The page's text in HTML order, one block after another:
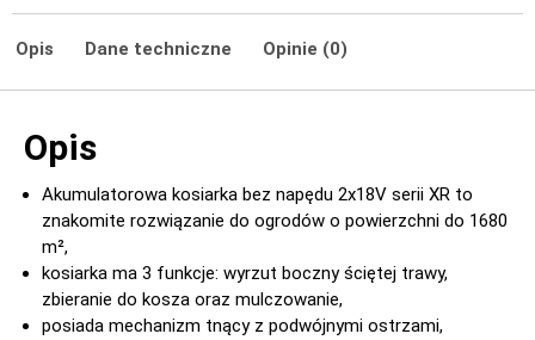
Opis Dane techniczne Opinie (0)
Opis
Akumulatorowa kosiarka bez napędu 2x18V serii XR to
znakomite rozwiązanie do ogrodów o powierzchni do 1680
m²,
kosiarka ma 3 funkcje: wyrzut boczny ściętej trawy,
zbieranie do kosza oraz mulczowanie,
posiada mechanizm tnący z podwójnymi ostrzami,